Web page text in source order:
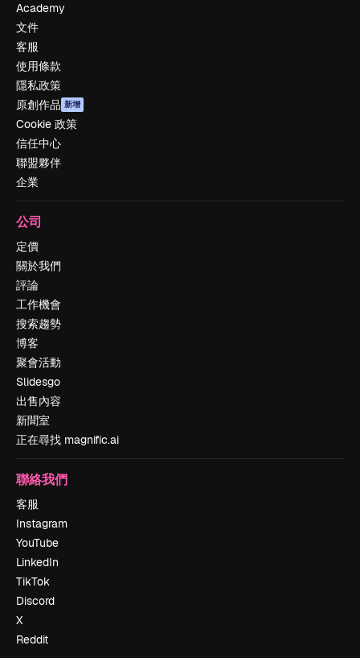
Academy
文件
客服
使用條款
隱私政策
原創作品 新增
Cookie 政策
信任中心
聯盟夥伴
企業
公司
定價
關於我們
評論
工作機會
搜索趨勢
博客
聚會活動
Slidesgo
出售內容
新聞室
正在尋找 magnific.ai
聯絡我們
客服
Instagram
YouTube
LinkedIn
TikTok
Discord
X
Reddit